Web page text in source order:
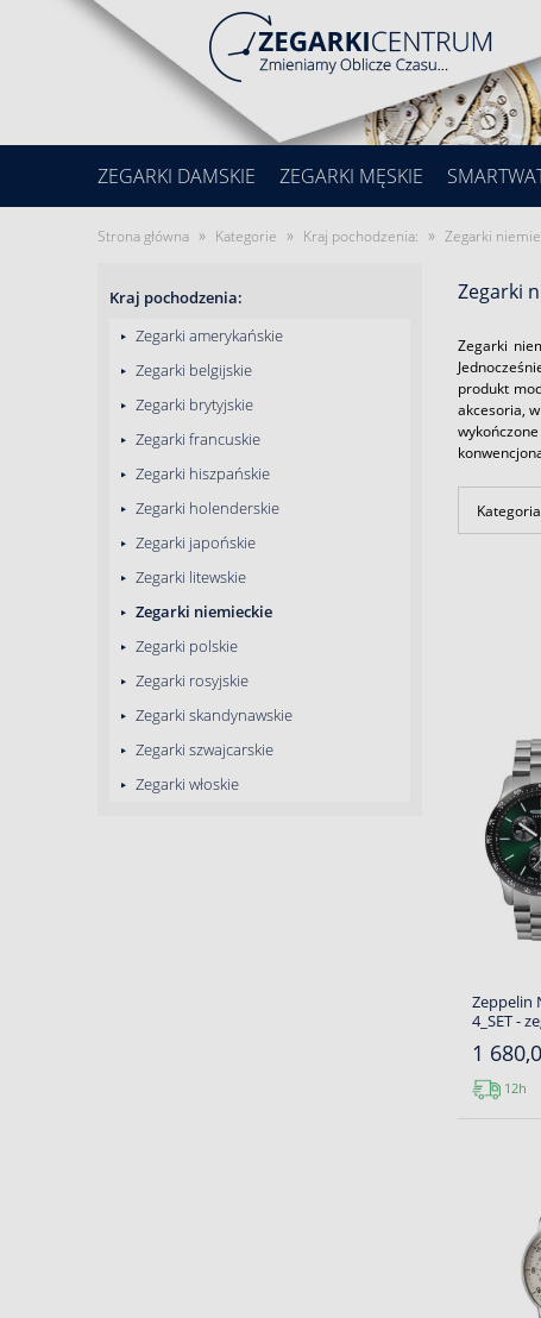
ZEGARKI DAMSKIE ZEGARKI MĘSKIE
Strona główna » Kategorie » Kraj pochodzenia: » Zegarki
Kraj pochodzenia:
Zegarki amerykańskie
Zegarki belgijskie
Zegarki brytyjskie
Zegarki francuskie
Zegarki hiszpańskie
Zegarki holenderskie
Zegarki japońskie
Zegarki litewskie
Zegarki niemieckie
Zegarki polskie
Zegarki rosyjskie
Zegarki skandynawskie
Zegarki szwajcarskie
Zegarki włoskie
Zegarki
Zegarki
produkt
akcesoria,
Zeppelin
4_SET -
1
12h